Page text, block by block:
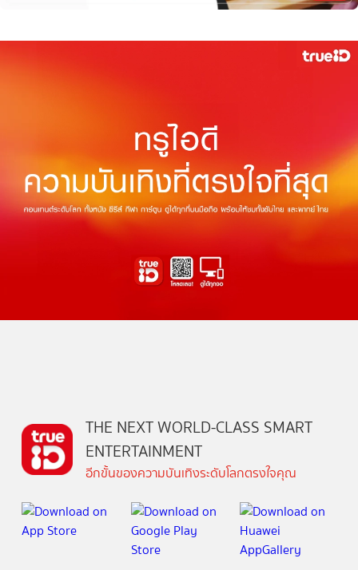
THE NEXT WORLD-CLASS SMART
ENTERTAINMENT
อีกขั้นของความบันเทิงระดับโลกตรงใจคุณ